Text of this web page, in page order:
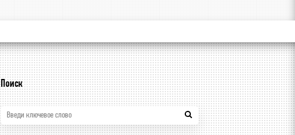
Поиск
Введи ключевое слово